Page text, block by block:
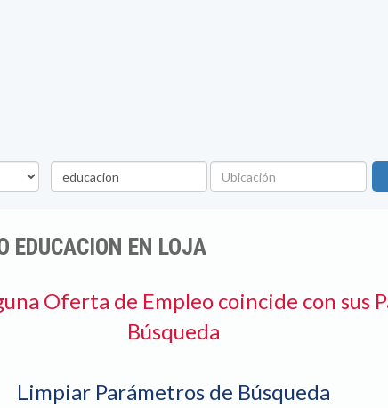
Palabra
clave
Ubicación
EDUCACION EN LOJA
Oferta de Empleo coincide con sus
Búsqueda
Limpiar Parámetros de Búsqueda